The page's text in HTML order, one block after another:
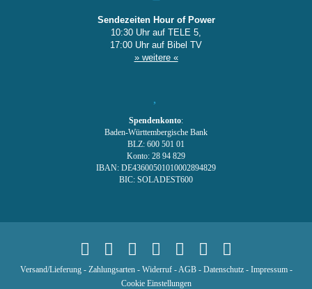
Sendezeiten Hour of Power
10:30 Uhr auf TELE 5,
17:00 Uhr auf Bibel TV
» weitere «
Spendenkonto:
Baden-Württembergische Bank
BLZ: 600 501 01
Konto: 28 94 829
IBAN: DE43600501010002894829
BIC: SOLADEST600
Versand/Lieferung- Zahlungsarten- Widerruf-AGB- Datenschutz- Impressum-
Cookie Einstellungen